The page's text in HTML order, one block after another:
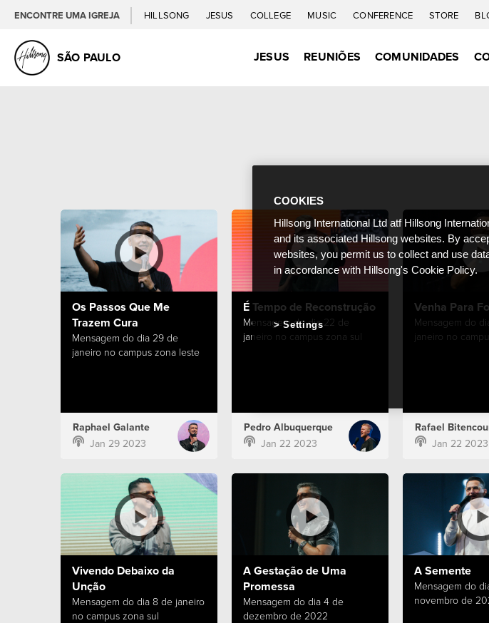
ENCONTRE UMA IGREJA HILLSONG JESUS COLLEGE MUSIC CONFERENCE STORE
SÃO PAULO JESUS REUNIÕES COMUNIDADES
Os Passos Que Me
Trazem Cura
Mensagem do dia 29 de
janeiro no campus zona leste
Raphael Galante
Jan 29 2023
É Tempo de Reconstrução
Mensagem do dia 22 de
janeiro no campus zona sul
Pedro Albuquerque
Jan 22 2023
Venha Para
Mensagem do
janeiro no
Rafael
Jan 22 2023
Vivendo Debaixo da
Unção
Mensagem do dia 8 de janeiro
no campus zona sul
A Gestação de Uma
Promessa
Mensagem do dia 4 de
dezembro de 2022
A Semente
Mensagem do
novembro de
COOKIES
Hillsong International Ltd atf Hillsong
and its associated Hillsong websites. By
websites, you permit us to collect and use
in accordance with Hillsong's Cookie Policy.
Settings